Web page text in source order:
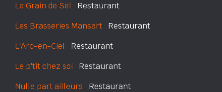
Le Grain de Sel Restaurant
Les Brasseries Mansart Restaurant
L'Arc-en-Ciel Restaurant
Le p'tit chez soi Restaurant
Nulle part ailleurs Restaurant